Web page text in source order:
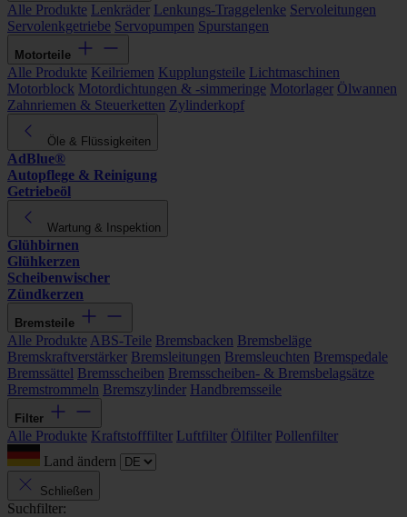
Alle Produkte Lenkräder Lenkungs-Traggelenke Servoleitungen
Servolenkgetriebe Servopumpen Spurstangen
Motorteile
Alle Produkte Keilriemen Kupplungsteile Lichtmaschinen
Motorblock Motordichtungen & -simmeringe Motorlager Ölwannen
Zahnriemen & Steuerketten Zylinderkopf
Öle & Flüssigkeiten
AdBlue®
Autopflege & Reinigung
Getriebeöl
Wartung & Inspektion
Glühbirnen
Glühkerzen
Scheibenwischer
Zündkerzen
Bremsteile
Alle Produkte ABS-Teile Bremsbacken Bremsbeläge
Bremskraftverstärker Bremsleitungen Bremsleuchten Bremspedale
Bremssättel Bremsscheiben Bremsscheiben- & Bremsbelagsätze
Bremstrommeln Bremszylinder Handbremsseile
Filter
Alle Produkte Kraftstofffilter Luftfilter Ölfilter Pollenfilter
Land ändern
Schließen
Suchfilter: